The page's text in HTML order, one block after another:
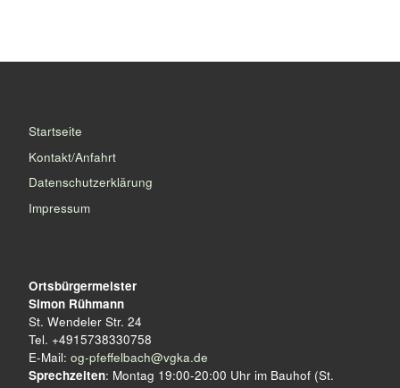
Startseite
Kontakt/Anfahrt
Datenschutzerklärung
Impressum
Ortsbürgermeister
Simon Rühmann
St. Wendeler Str. 24
Tel. +4915738330758
E-Mail: og-pfeffelbach@vgka.de
Sprechzeiten: Montag 19:00-20:00 Uhr im Bauhof (St.